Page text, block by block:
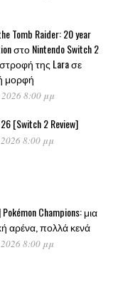
Tomb Raider: 20 year
στο Nintendo Switch 2
της Lara σε
μορφή
2026 8:00 μμ
[Switch 2 Review]
8:00 μμ
Champions: μια
αρένα, πολλά κενά
8:00 μμ